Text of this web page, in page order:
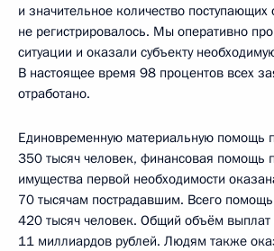
и значительное количество
не регистрировалось. Мы оперативно
ситуации и оказали субъекту
В настоящее время 98 процентов всех
отработано.
Единовременную материальную помощь
350 тысяч человек, финансовая помощь
имущества первой необходимости
70 тысячам пострадавшим. Всего помощь
420 тысяч человек. Общий объём выплат
11 миллиардов рублей. Людям также